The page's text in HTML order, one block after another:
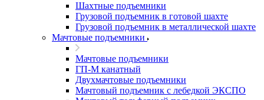
Шахтные подъемники
Грузовой подъемник в готовой шахте
Грузовой подъемник в металлической шахте
Мачтовые подъемники
Мачтовые подъемники
ГП-М канатный
Двухмачтовые подъемники
Мачтовый подъемник с лебедкой ЭКСПО